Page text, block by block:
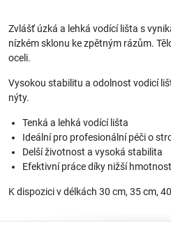
Zvlášť úzká a lehká vodící lišta s
nízkém sklonu ke zpětným rázům.
oceli.
Vysokou stabilitu a odolnost vodicí
nýty.
Tenká a lehká vodící lišta
Ideální pro profesionální péči o
Delší životnost a vysoká stabilita
Efektivní práce díky nižší
K dispozici v délkách 30 cm, 35 cm,